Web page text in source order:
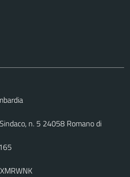
n. 5 24058 Romano di